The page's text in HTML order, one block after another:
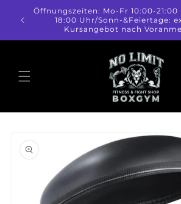
zum
Inhalt
Öffnungszeiten: Mo-Fr 10:00-21:00
18:00 Uhr/Sonn-&Feiertage:
Kursangebot nach